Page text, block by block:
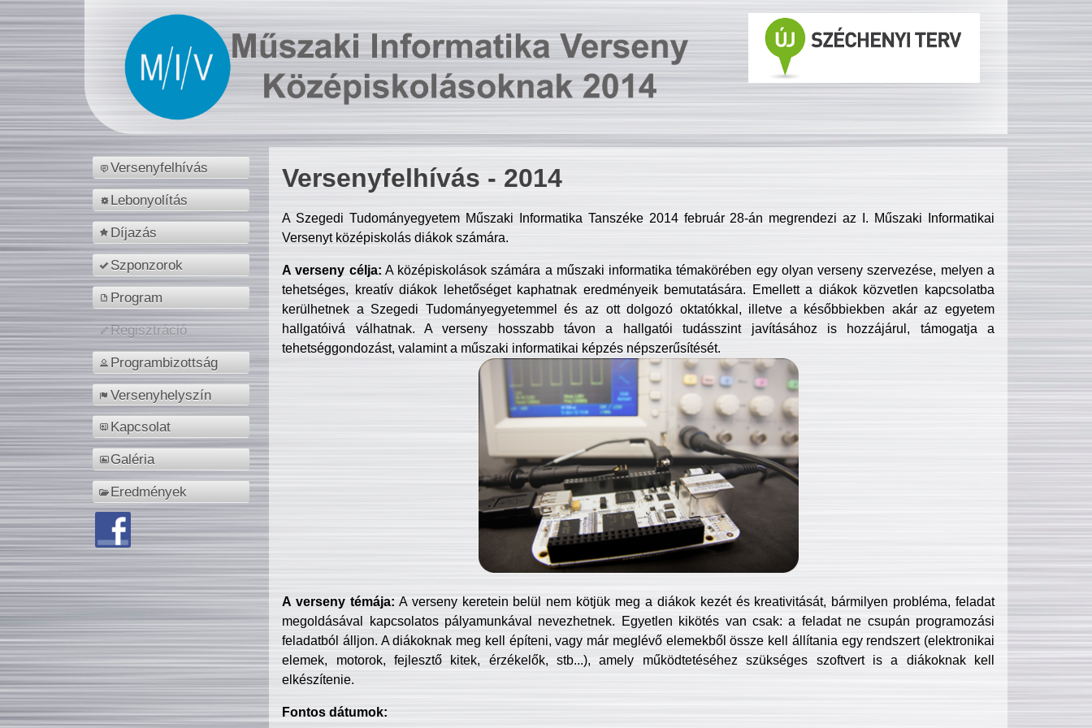
Versenyfelhívás
Lebonyolítás
Díjazás
Szponzorok
Program
Regisztráció
Programbizottság
Versenyhelyszín
Kapcsolat
Galéria
Eredmények
Versenyfelhívás - 2014
A Szegedi Tudományegyetem Műszaki Informatika Tanszéke 2014 február 28-án megrendezi az I. Műszaki Informatikai
Versenyt középiskolás diákok számára.
A verseny célja: A középiskolások számára a műszaki informatika témakörében egy olyan verseny szervezése, melyen a
tehetséges, kreatív diákok lehetőséget kaphatnak eredményeik bemutatására. Emellett a diákok közvetlen kapcsolatba
kerülhetnek a Szegedi Tudományegyetemmel és az ott dolgozó oktatókkal, illetve a későbbiekben akár az egyetem
hallgatóivá válhatnak. A verseny hosszabb távon a hallgatói tudásszint javításához is hozzájárul, támogatja a
tehetséggondozást, valamint a műszaki informatikai képzés népszerűsítését.
A verseny témája: A verseny keretein belül nem kötjük meg a diákok kezét és kreativitását, bármilyen probléma, feladat
megoldásával kapcsolatos pályamunkával nevezhetnek. Egyetlen kikötés van csak: a feladat ne csupán programozási
feladatból álljon. A diákoknak meg kell építeni, vagy már meglévő elemekből össze kell állítania egy rendszert (elektronikai
elemek, motorok, fejlesztő kitek, érzékelők, stb...), amely működtetéséhez szükséges szoftvert is a diákoknak kell
elkészítenie.
Fontos dátumok: